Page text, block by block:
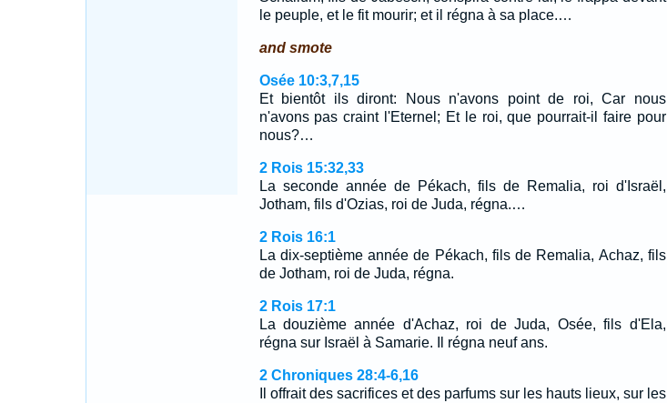
le peuple, et le fit mourir; et il régna à sa place.…
and smote
Osée 10:3,7,15
Et bientôt ils diront: Nous n'avons point de roi, Car nous
n'avons pas craint l'Eternel; Et le roi, que pourrait-il faire pour
nous?…
2 Rois 15:32,33
La seconde année de Pékach, fils de Remalia, roi d'Israël,
Jotham, fils d'Ozias, roi de Juda, régna.…
2 Rois 16:1
La dix-septième année de Pékach, fils de Remalia, Achaz, fils
de Jotham, roi de Juda, régna.
2 Rois 17:1
La douzième année d'Achaz, roi de Juda, Osée, fils d'Ela,
régna sur Israël à Samarie. Il régna neuf ans.
2 Chroniques 28:4-6,16
Il offrait des sacrifices et des parfums sur les hauts lieux, sur les